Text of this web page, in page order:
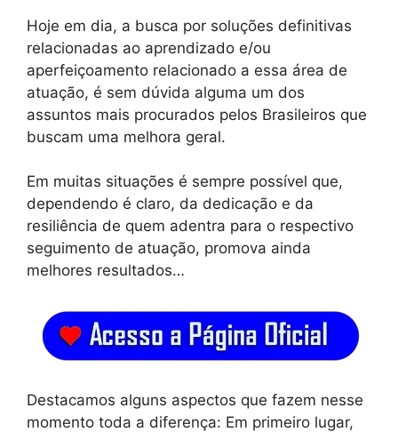
Hoje em dia, a busca por soluções definitivas
relacionadas ao aprendizado e/ou
aperfeiçoamento relacionado a essa área de
atuação, é sem dúvida alguma um dos
assuntos mais procurados pelos Brasileiros que
buscam uma melhora geral.
Em muitas situações é sempre possível que,
dependendo é claro, da dedicação e da
resiliência de quem adentra para o respectivo
seguimento de atuação, promova ainda
melhores resultados…
Destacamos alguns aspectos que fazem nesse
momento toda a diferença: Em primeiro lugar,